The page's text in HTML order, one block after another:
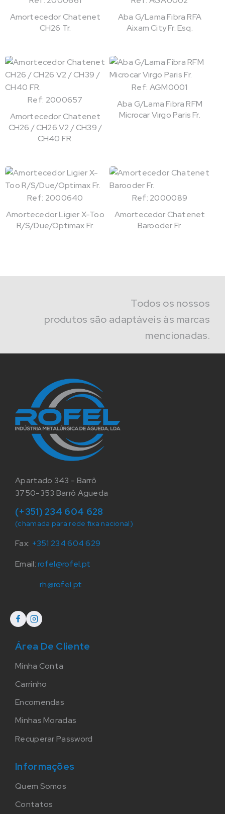
Amortecedor Chatenet
CH26 Tr.
Aba G/Lama Fibra RFA
Aixam City Fr. Esq.
Ref: 2000657
Amortecedor Chatenet
CH26 / CH26 V2 / CH39 /
CH40 FR.
Ref: AGM0001
Aba G/Lama Fibra RFM
Microcar Virgo Paris Fr.
Ref: 2000640
Amortecedor Ligier X-Too
R/S/Due/Optimax Fr.
Ref: 2000089
Amortecedor Chatenet
Barooder Fr.
Todos os nossos
produtos são adaptáveis às marcas
mencionadas.
Apartado 343 - Barrô
3750-353 Barrô Agueda
(+351) 234 604 628
(chamada para rede fixa nacional)
Fax: +351 234 604 629
Email:rofel@rofel.pt
rh@rofel.pt
Área De Cliente
Minha Conta
Carrinho
Encomendas
Minhas Moradas
Recuperar Password
Informações
Quem Somos
Contatos